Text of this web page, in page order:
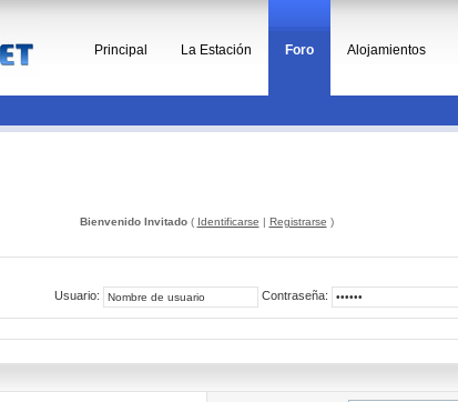
Principal La Estación Foro Alojamientos
Bienvenido Invitado( Identificarse | Registrarse )
Usuario: Contraseña: